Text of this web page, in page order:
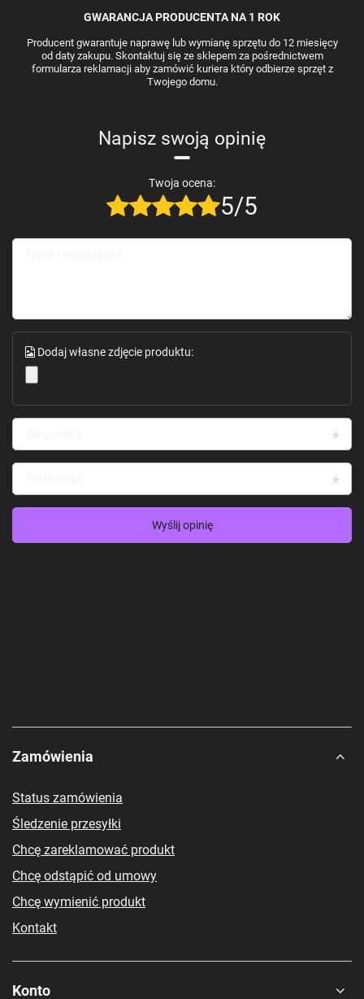
GWARANCJA PRODUCENTA NA 1 ROK
Producent gwarantuje naprawę lub wymianę sprzętu do 12 miesięcy
od daty zakupu. Skontaktuj się ze sklepem za pośrednictwem
formularza reklamacji aby zamówić kuriera który odbierze sprzęt z
Twojego domu.
Napisz swoją opinię
Twoja ocena:
5/5
Dodaj własne zdjęcie produktu:
Wyślij opinię
Zamówienia
Status zamówienia
Śledzenie przesyłki
Chcę zareklamować produkt
Chcę odstąpić od umowy
Chcę wymienić produkt
Kontakt
Konto